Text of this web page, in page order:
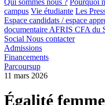
Qui sommes nous ? Pourquoi
campus Vie étudiante Les
Espace candidats / espace
documentaire AFRIS CFA du
Social Nous contacter
Admissions
Financements
Parcoursup
11 mars 2026
Égalité